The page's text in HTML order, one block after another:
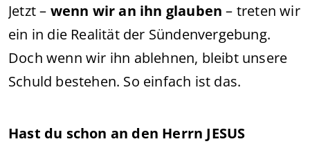
Jetzt – wenn wir an ihn glauben – treten wir
ein in die Realität der Sündenvergebung.
Doch wenn wir ihn ablehnen, bleibt unsere
Schuld bestehen. So einfach ist das.
Hast du schon an den Herrn JESUS